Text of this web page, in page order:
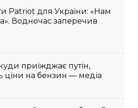
Patriot для України: «Нам
Водночас заперечив
куди приїжджає путін,
ціни на бензин — медіа